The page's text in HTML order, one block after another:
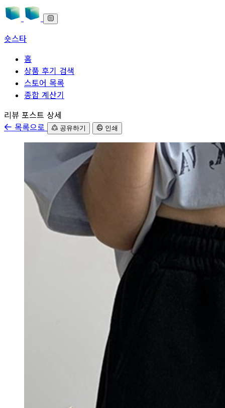
숏스타
홈
상품 후기 검색
스토어 목록
종합 계산기
본문으로 바로가기
리뷰 포스트 상세
목록으로
공유하기 인쇄